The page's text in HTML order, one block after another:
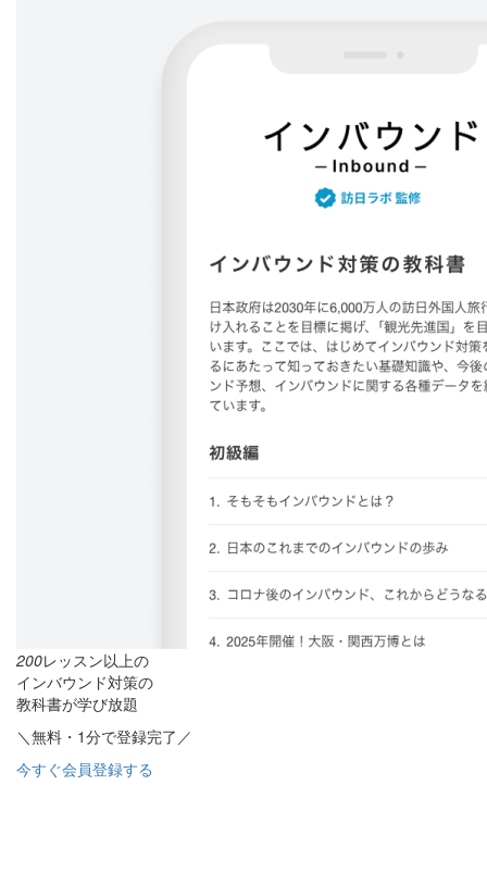
200レッスン以上の
インバウンド対策の
教科書が学び放題
＼無料・1分で登録完了／
今すぐ会員登録する